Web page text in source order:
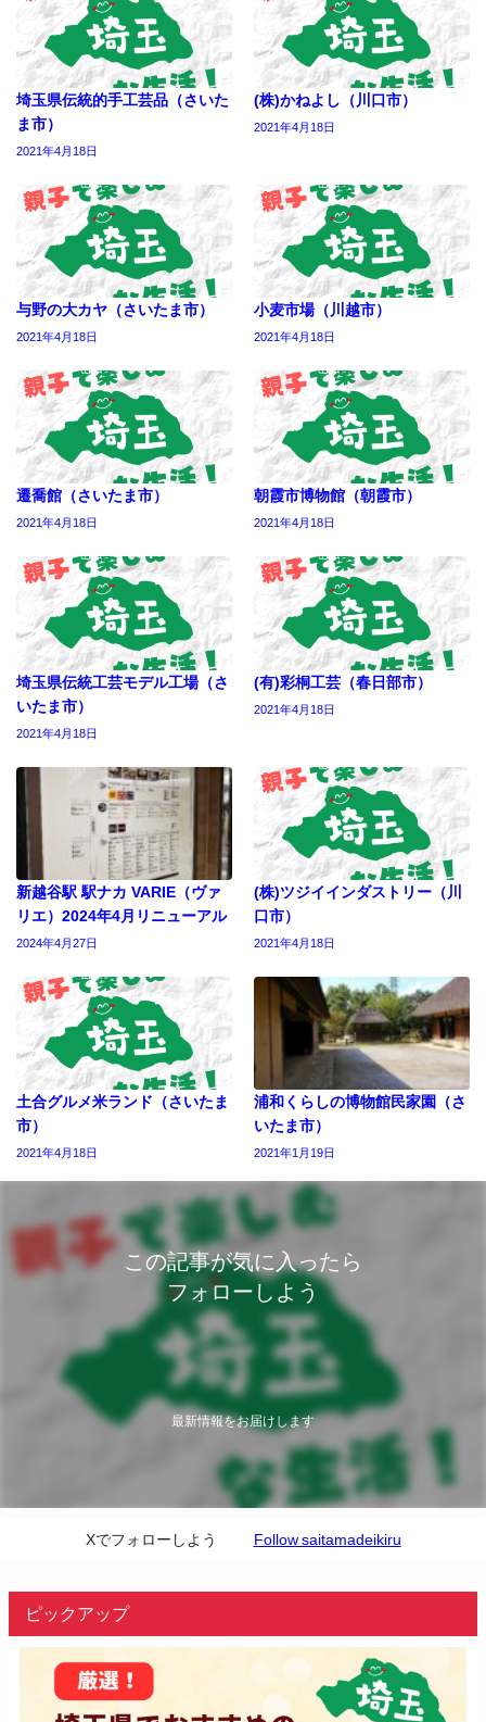
埼玉県伝統的手工芸品（さいた
ま市）
2021年4月18日
(株)かねよし（川口市）
2021年4月18日
与野の大カヤ（さいたま市）
2021年4月18日
小麦市場（川越市）
2021年4月18日
遷喬館（さいたま市）
2021年4月18日
朝霞市博物館（朝霞市）
2021年4月18日
埼玉県伝統工芸モデル工場（さ
いたま市）
2021年4月18日
(有)彩桐工芸（春日部市）
2021年4月18日
新越谷駅 駅ナカ VARIE（ヴァ
リエ）2024年4月リニューアル
2024年4月27日
(株)ツジイインダストリー（川
口市）
2021年4月18日
土合グルメ米ランド（さいたま
市）
2021年4月18日
浦和くらしの博物館民家園（さ
いたま市）
2021年1月19日
この記事が気に入ったら
フォローしよう
最新情報をお届けします
Xでフォローしよう Follow saitamadeikiru
ピックアップ